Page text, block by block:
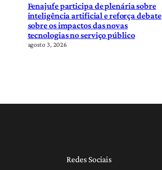
Fenajufe participa de plenária sobre
inteligência artificial e reforça debate
sobre os impactos das novas
tecnologias no serviço público
agosto 3, 2026
Redes Sociais